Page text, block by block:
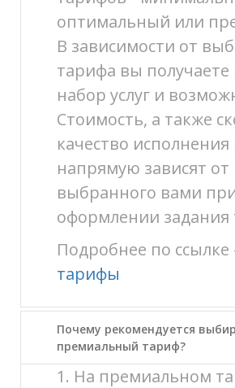
оптимальный или
В зависимости от
тарифа вы
набор услуг и
Стоимость, а также
качество исполнения
напрямую зависят от
выбранного вами
оформлении задания
Подробнее по ссылке
тарифы
Почему рекомендуется
премиальный тариф?
1. На премиальном